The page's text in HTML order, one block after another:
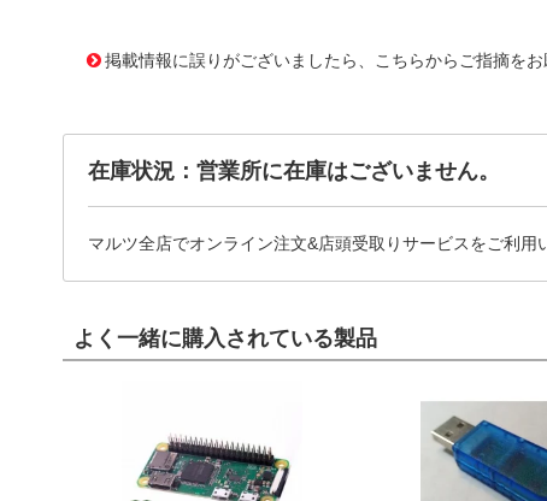
掲載情報に誤りがございましたら、こちらからご指摘をお
在庫状況：営業所に在庫はございません。
マルツ全店でオンライン注文&店頭受取りサービスをご利用
よく一緒に購入されている製品